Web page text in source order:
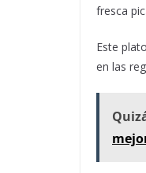
fresca
Este
en las